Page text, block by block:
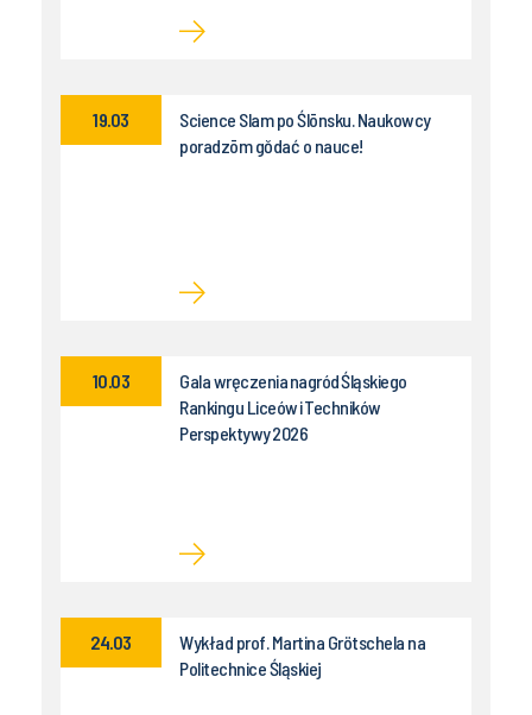
Science Slam po Ślōnsku. Naukowcy
poradzōm gŏdać o nauce!
19.03
Gala wręczenia nagród Śląskiego
Rankingu Liceów i Techników
Perspektywy 2026
10.03
Wykład prof. Martina Grötschela na
Politechnice Śląskiej
24.03